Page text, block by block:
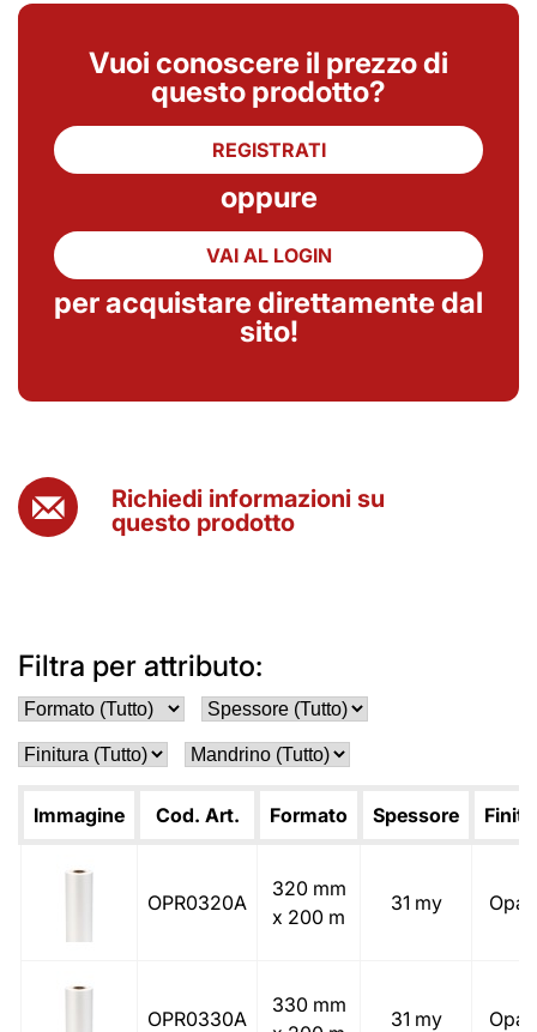
Vuoi conoscere il prezzo di
questo prodotto?
REGISTRATI
oppure
VAI AL LOGIN
per acquistare direttamente dal
sito!
Richiedi informazioni su
questo prodotto
Filtra per attributo:
Immagine Cod. Art. Formato Spessore
OPR0320A
320 mm
x 200 m
31 my
OPR0330A
330 mm
31 my